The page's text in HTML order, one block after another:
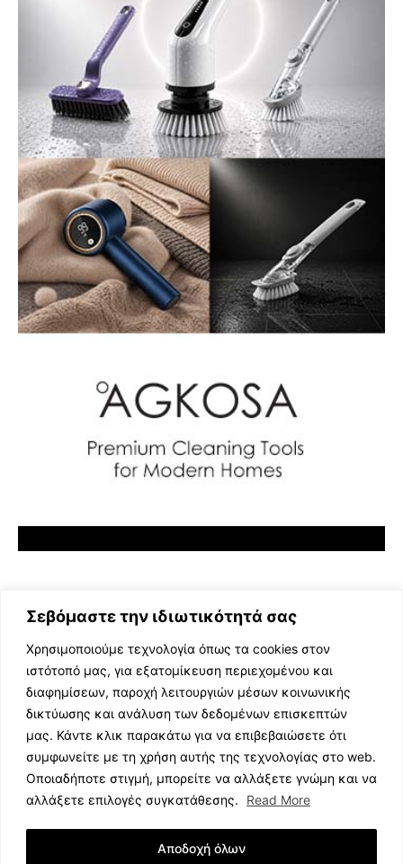
Σεβόμαστε την ιδιωτικότητά σας
Χρησιμοποιούμε τεχνολογία όπως τα cookies στον
ιστότοπό μας, για εξατομίκευση περιεχομένου και
διαφημίσεων, παροχή λειτουργιών μέσων κοινωνικής
δικτύωσης και ανάλυση των δεδομένων επισκεπτών
μας. Κάντε κλικ παρακάτω για να επιβεβαιώσετε ότι
συμφωνείτε με τη χρήση αυτής της τεχνολογίας στο web.
Οποιαδήποτε στιγμή, μπορείτε να αλλάξετε γνώμη και να
αλλάξετε επιλογές συγκατάθεσης.
Read More
Αποδοχή όλων
ΕΛΛΗΝΙΚΗ ΜΟΥΣΙΚΗ
TV SHOWS
EVENTS
ΘΕΑΤΡΟ
ΔΙΑΓΩΝΙΣΜΟΙ
STOA CULTURA